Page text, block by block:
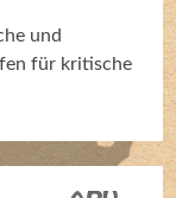
und
für kritische